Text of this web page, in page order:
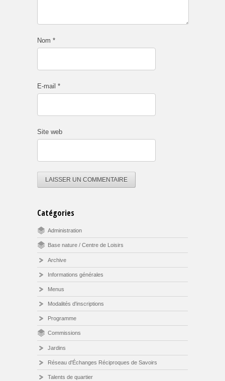
Nom *
E-mail *
Site web
Catégories
Administration
Base nature / Centre de Loisirs
Archive
Informations générales
Menus
Modalités d'inscriptions
Programme
Commissions
Jardins
Réseau d'Échanges Réciproques de Savoirs
Talents de quartier